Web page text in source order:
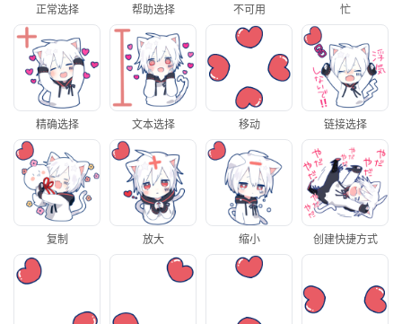
正常选择 帮助选择 不可用 忙
精确选择 文本选择 移动 链接选择
复制 放大 缩小 创建快捷方式